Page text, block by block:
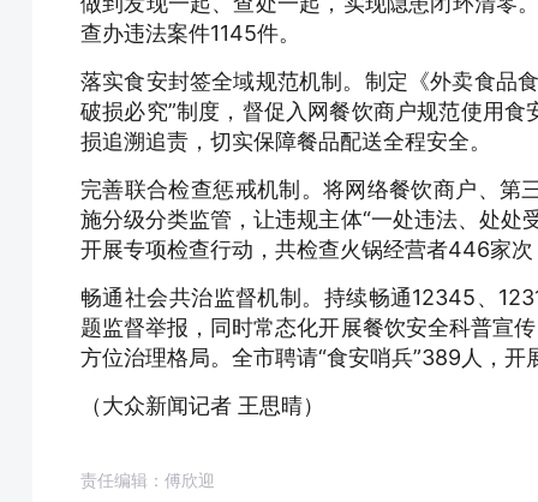
查办违法案件1145件。
落实食安封签全域规范机制。制定《外卖食品
破损必究”制度，督促入网餐饮商户规范使用
损追溯追责，切实保障餐品配送全程安全。
完善联合检查惩戒机制。将网络餐饮商户、第
施分级分类监管，让违规主体“一处违法、处处
开展专项检查行动，共检查火锅经营者446家
畅通社会共治监督机制。持续畅通12345、
题监督举报，同时常态化开展餐饮安全科普宣
方位治理格局。全市聘请“食安哨兵”389人，开
（大众新闻记者 王思晴）
责任编辑：傅欣迎